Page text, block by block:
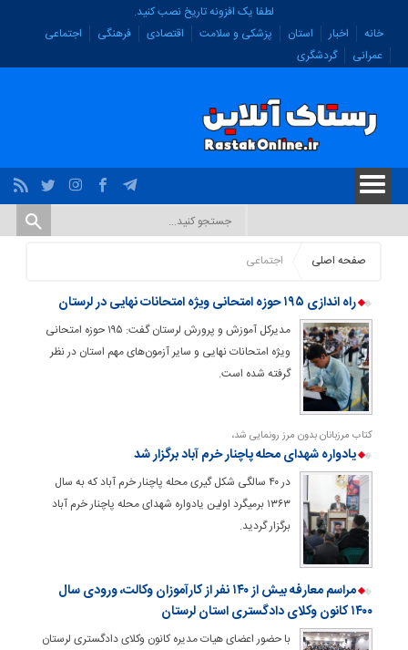
لطفا یک افزونه تاریخ نصب کنید.
خانه
اخبار استان پزشکی و سلامت اقتصادی فرهنگی
اجتماعی
عمرانی
گردشگری
صفحه اصلی اجتماعی
راه اندازی ۱۹۵ حوزه امتحانی ویژه امتحانات نهایی در لرستان
مدیرکل آموزش و پرورش لرستان گفت: ۱۹۵ حوزه امتحانی
ویژه امتحانات نهایی و سایر آزمون‌های مهم استان در نظر
گرفته شده است.
کتاب مرزبانان بدون مرز رونمایی شد،
یادواره شهدای محله پاچنار خرم آباد برگزار شد
در ۴۰ سالگی شکل گیری محله پاچنار خرم آباد که به سال
۱۳۶۳ برمیگرد اولین یادواره شهدای محله پاچنار خرم آباد
برگزار گردید.
مراسم معارفه بیش از ۱۴۰ نفر از کارآموزان وکالت، ورودی سال
۱۴۰۰ کانون وکلای دادگستری استان لرستان
با حضور اعضای هیات مدیره کانون وکلای دادگستری لرستان